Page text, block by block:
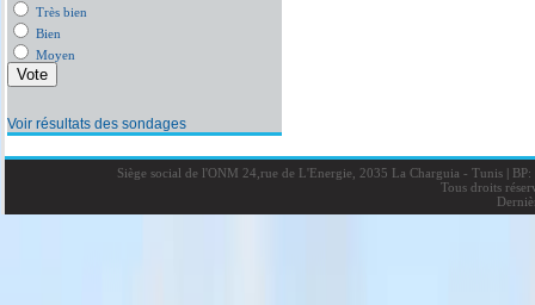
Très bien
Bien
Moyen
Voir résultats des sondages
Siège social de l'ONM 24,rue de L'Energie, 2035 La Charguia - Tunis |BP:
Tous droits